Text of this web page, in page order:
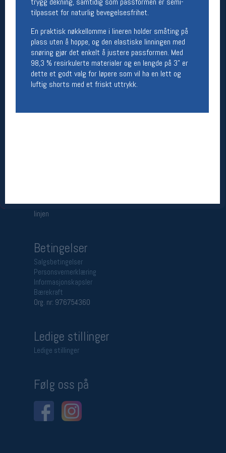
tilpasset for naturlig bevegelsesfrihet.
En praktisk nøkkellomme i lineren holder småting på
plass uten å hoppe, og den elastiske linningen med
snøring gjør det enkelt å justere passformen. Med
98,3 % resirkulerte materialer og en lengde på 3" er
dette et godt valg for løpere som vil ha en lett og
luftig shorts med et friskt uttrykk.
Åpningstider butikk
Man-Fredag:
11-18
Lørdag:
11-16
Team Oslo Sportslager
MELD DEG INN GRATIS
nettbutikken og trykke på den nederste blå
linjen
Betingelser
Salgsbetingelser
Personsvernerklæring
Informasjonskapsler
Bærekraft
Org. nr: 976754360
Ledige stillinger
Ledige stillinger
Følg oss på